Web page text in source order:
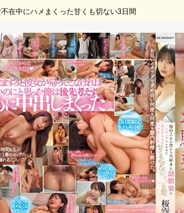
在中にハメまくった甘くも切ない3日間